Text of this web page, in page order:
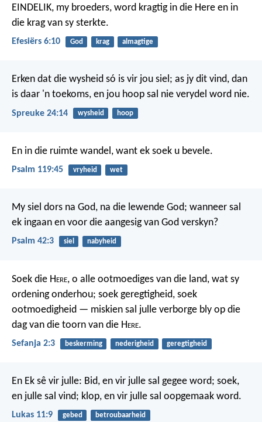
EINDELIK, my broeders, word kragtig in die Here en in
die krag van sy sterkte.
Efesiërs 6:10 God krag almagtige
Erken dat die wysheid só is vir jou siel; as jy dit vind, dan
is daar 'n toekoms, en jou hoop sal nie verydel word nie.
Spreuke 24:14 wysheid hoop
En in die ruimte wandel, want ek soek u bevele.
Psalm 119:45 vryheid wet
My siel dors na God, na die lewende God; wanneer sal
ek ingaan en voor die aangesig van God verskyn?
Psalm 42:3 siel nabyheid
Soek die Here, o alle ootmoediges van die land, wat sy
ordening onderhou; soek geregtigheid, soek
ootmoedigheid — miskien sal julle verborge bly op die
dag van die toorn van die Here.
Sefanja 2:3 beskerming nederigheid geregtigheid
En Ek sê vir julle: Bid, en vir julle sal gegee word; soek,
en julle sal vind; klop, en vir julle sal oopgemaak word.
Lukas 11:9 gebed betroubaarheid